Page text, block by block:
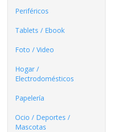
Periféricos
Tablets / Ebook
Foto / Video
Hogar /
Electrodomésticos
Papelería
Ocio / Deportes /
Mascotas